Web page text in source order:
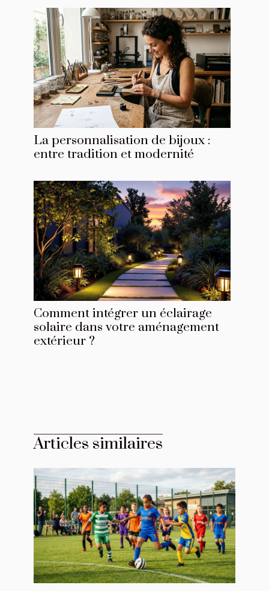
La personnalisation de bijoux :
entre tradition et modernité
Comment intégrer un éclairage
solaire dans votre aménagement
extérieur ?
Articles similaires